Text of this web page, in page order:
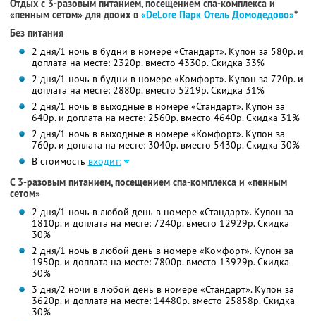
Отдых с 3-разовым питанием, посещением спа-комплекса и
«пенным сетом» для двоих в «DeLore Парк Отель Домодедово»*
Без питания
2 дня/1 ночь в будни в номере «Стандарт». Купон за 580р. и
доплата на месте: 2320р. вместо 4330р. Скидка 33%
2 дня/1 ночь в будни в номере «Комфорт». Купон за 720р. и
доплата на месте: 2880р. вместо 5219р. Скидка 31%
2 дня/1 ночь в выходные в номере «Стандарт». Купон за
640р. и доплата на месте: 2560р. вместо 4640р. Скидка 31%
2 дня/1 ночь в выходные в номере «Комфорт». Купон за
760р. и доплата на месте: 3040р. вместо 5430р. Скидка 30%
В стоимость входит:
С 3-разовым питанием, посещением спа-комплекса и «пенным
сетом»
2 дня/1 ночь в любой день в номере «Стандарт». Купон за
1810р. и доплата на месте: 7240р. вместо 12929р. Скидка
30%
2 дня/1 ночь в любой день в номере «Комфорт». Купон за
1950р. и доплата на месте: 7800р. вместо 13929р. Скидка
30%
3 дня/2 ночи в любой день в номере «Стандарт». Купон за
3620р. и доплата на месте: 14480р. вместо 25858р. Скидка
30%